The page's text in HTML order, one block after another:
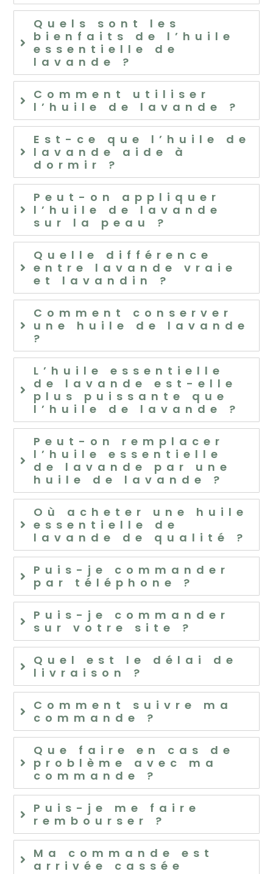
Quels sont les
bienfaits de l’huile
essentielle de
lavande ?
Comment utiliser
l’huile de lavande ?
Est-ce que l’huile de
lavande aide à
dormir ?
Peut-on appliquer
l’huile de lavande
sur la peau ?
Quelle différence
entre lavande vraie
et lavandin ?
Comment conserver
une huile de lavande
?
L’huile essentielle
de lavande est-elle
plus puissante que
l’huile de lavande ?
Peut-on remplacer
l’huile essentielle
de lavande par une
huile de lavande ?
Où acheter une huile
essentielle de
lavande de qualité ?
Puis-je commander
par téléphone ?
Puis-je commander
sur votre site ?
Quel est le délai de
livraison ?
Comment suivre ma
commande ?
Que faire en cas de
problème avec ma
commande ?
Puis-je me faire
rembourser ?
Ma commande est
arrivée cassée